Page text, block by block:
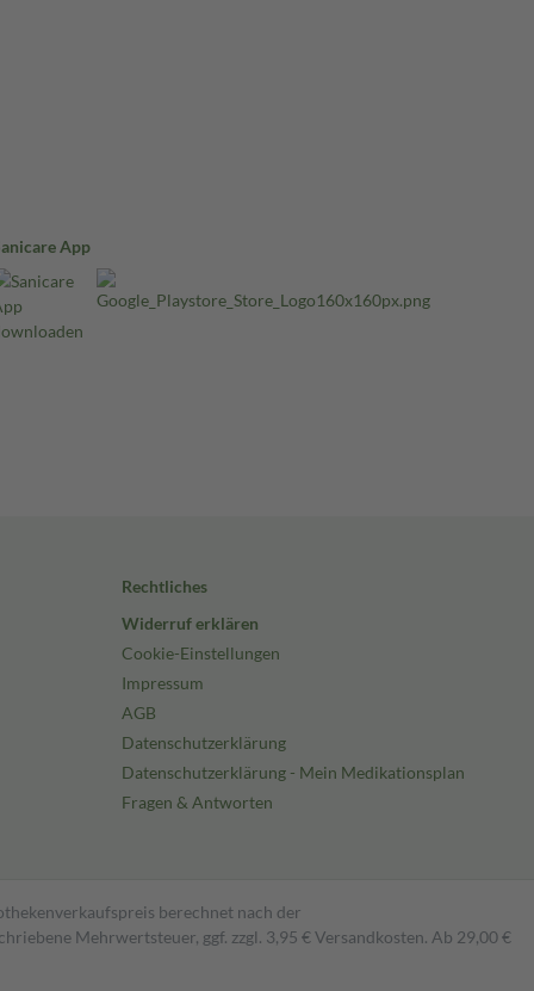
App
Rechtliches
Widerruf erklären
Cookie-Einstellungen
Impressum
AGB
Datenschutzerklärung
Datenschutzerklärung - Mein Medikationsplan
Fragen & Antworten
berechnet nach der
Mehrwertsteuer, ggf. zzgl. 3,95 € Versandkosten. Ab 29,00 €